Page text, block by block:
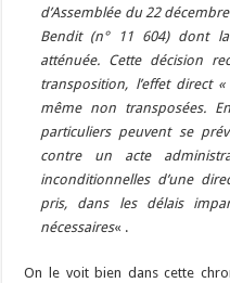
d’Assemblée du 22
Bendit (n° 11 604) dont
atténuée. Cette décision
transposition, l’effet direct
même non transposées.
particuliers peuvent se
contre un acte
inconditionnelles d’une
pris, dans les délais
nécessaires« .
On le voit bien dans cette